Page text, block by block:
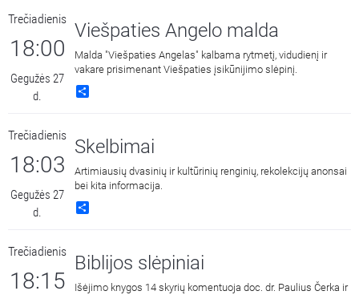
Trečiadienis
18:00
Gegužės 27
d.
Viešpaties Angelo malda
Malda "Viešpaties Angelas" kalbama rytmetį, vidudienį ir
vakare prisimenant Viešpaties įsikūnijimo slėpinį.
Trečiadienis
18:03
Gegužės 27
d.
Skelbimai
Artimiausių dvasinių ir kultūrinių renginių, rekolekcijų anonsai
bei kita informacija.
Trečiadienis
18:15
Biblijos slėpiniai
Išėjimo knygos 14 skyrių komentuoja doc. dr. Paulius Čerka ir